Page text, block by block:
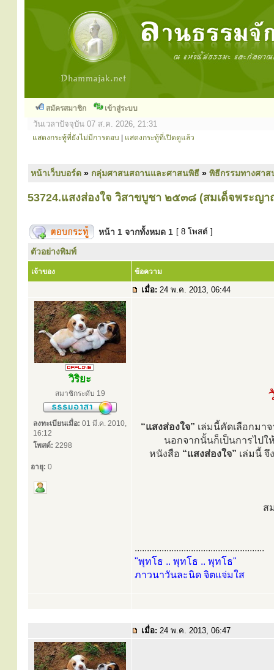
สมัครสมาชิก เข้าสู่ระบบ
วันเวลาปัจจุบัน 07 ส.ค. 2026, 21:31
แสดงกระทู้ที่ยังไม่มีการตอบ แสดงกระทู้ที่เปิดดูแล้ว
หน้าเว็บบอร์ด » กลุ่มศาสนสถานและศาสนพิธี » พิธีกรรมทางศา
53724.แสงส่องใจ วิสาขบูชา ๒๕๓๘ (สมเด็จพระญา
หน้า 1 จากทั้งหมด 1 [ 8 โพสต์ ]
ตัวอย่างพิมพ์
เจ้าของ ข้อความ
เมื่อ: 24 พ.ค. 2013, 06:44
วิริยะ
สมาชิกระดับ 19
ลงทะเบียนเมื่อ: 01 มี.ค. 2010,
16:12
โพสต์: 2298
อายุ: 0
“แสงส่องใจ” เล่มนี้คัดเลือกมา
นอกจากนั้นก็เป็นการไปใ
หนังสือ “แสงส่องใจ” เล่มนี้
ส
.....................................................
"พุทโธ .. พุทโธ .. พุทโธ"
ภาวนาวันละนิด จิตแจ่มใส
เมื่อ: 24 พ.ค. 2013, 06:47